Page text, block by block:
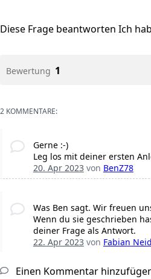
Diese Frage beantworten Ich
Bewertung 1
2 KOMMENTARE:
Gerne :-)
Leg los mit deiner ersten
20. Apr 2023von BenZ78
Was Ben sagt. Wir freuen
Wenn du sie geschrieben
deiner Frage als Antwort.
22. Apr 2023von Fabian
Einen Kommentar